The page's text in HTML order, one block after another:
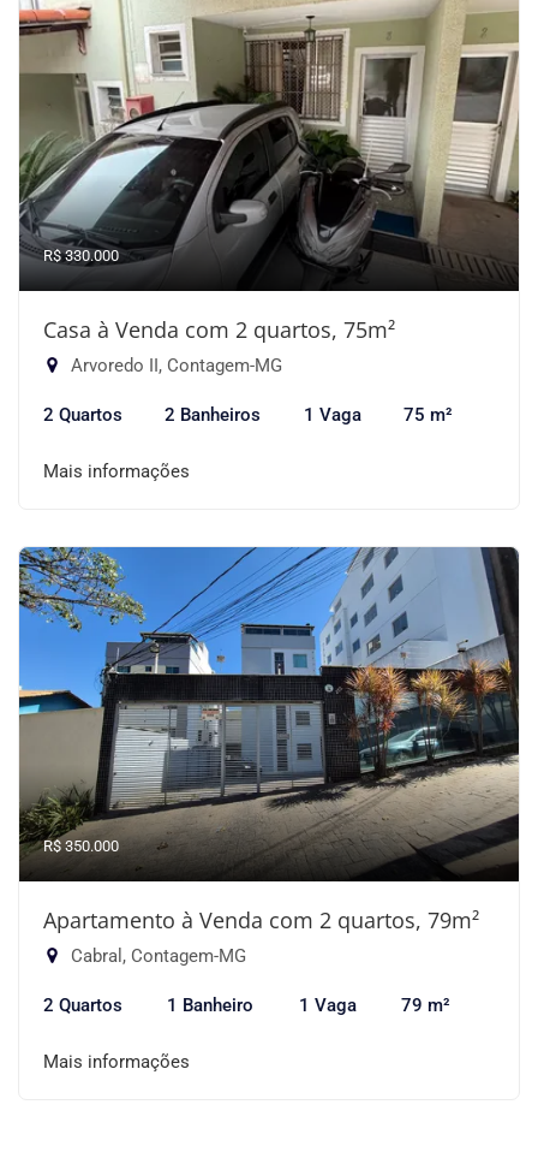
R$ 330.000
Casa à Venda com 2 quartos, 75m²
Arvoredo II, Contagem-MG
2 Quartos 2 Banheiros 1 Vaga 75 m²
Mais informações
R$ 350.000
Apartamento à Venda com 2 quartos, 79m²
Cabral, Contagem-MG
2 Quartos 1 Banheiro 1 Vaga 79 m²
Mais informações